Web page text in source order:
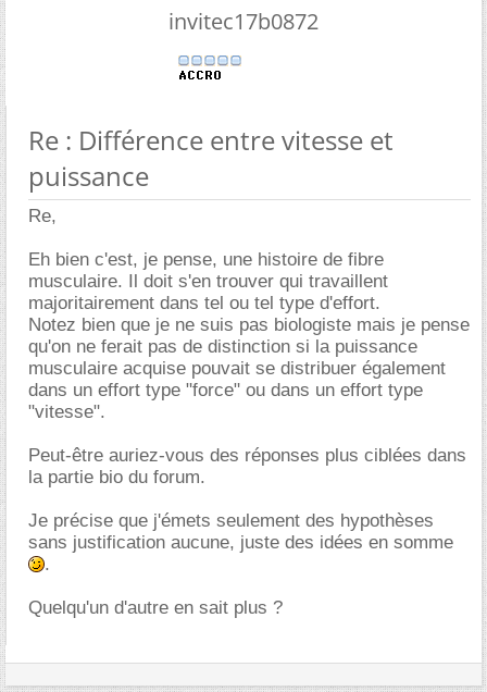
invitec17b0872
Re : Différence entre vitesse et
puissance
Re,
Eh bien c'est, je pense, une histoire de fibre
musculaire. Il doit s'en trouver qui travaillent
majoritairement dans tel ou tel type d'effort.
Notez bien que je ne suis pas biologiste mais je pense
qu'on ne ferait pas de distinction si la puissance
musculaire acquise pouvait se distribuer également
dans un effort type "force" ou dans un effort type
"vitesse".
Peut-être auriez-vous des réponses plus ciblées dans
la partie bio du forum.
Je précise que j'émets seulement des hypothèses
sans justification aucune, juste des idées en somme
.
Quelqu'un d'autre en sait plus ?